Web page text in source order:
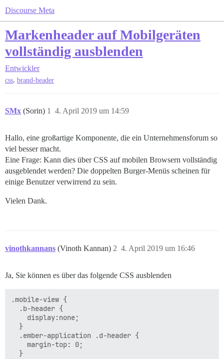
Discourse Meta
Markenheader auf Mobilgeräten
vollständig ausblenden
Entwickler
css, brand-header
SMx (Sorin) 4. April 2019 um 14:59
1
Hallo, eine großartige Komponente, die ein Unternehmensforum so
viel besser macht.
Eine Frage: Kann dies über CSS auf mobilen Browsern vollständig
ausgeblendet werden? Die doppelten Burger-Menüs scheinen für
einige Benutzer verwirrend zu sein.
Vielen Dank.
vinothkannans (Vinoth Kannan) 4. April 2019 um 16:46
2
Ja, Sie können es über das folgende CSS ausblenden
.mobile-view {
  .b-header {
    display:none;
  }
  .ember-application .d-header {
    margin-top: 0;
  }